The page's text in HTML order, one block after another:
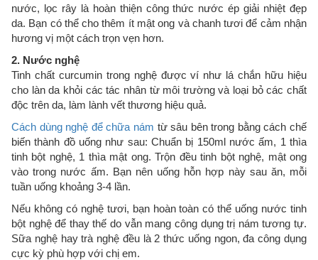
nước, lọc rây là hoàn thiện công thức nước ép giải nhiệt đẹp
da. Bạn có thể cho thêm ít mật ong và chanh tươi để cảm nhận
hương vị một cách trọn vẹn hơn.
2. Nước nghệ
Tinh chất curcumin trong nghệ được ví như lá chắn hữu hiệu
cho làn da khỏi các tác nhân từ môi trường và loại bỏ các chất
độc trên da, làm lành vết thương hiệu quả.
Cách dùng nghệ để chữa nám từ sâu bên trong bằng cách chế
biến thành đồ uống như sau: Chuẩn bị 150ml nước ấm, 1 thìa
tinh bột nghệ, 1 thìa mật ong. Trộn đều tinh bột nghệ, mật ong
vào trong nước ấm. Bạn nên uống hỗn hợp này sau ăn, mỗi
tuần uống khoảng 3-4 lần.
Nếu không có nghệ tươi, bạn hoàn toàn có thể uống nước tinh
bột nghệ để thay thế do vẫn mang công dụng trị nám tương tự.
Sữa nghệ hay trà nghệ đều là 2 thức uống ngon, đa công dụng
cực kỳ phù hợp với chị em.